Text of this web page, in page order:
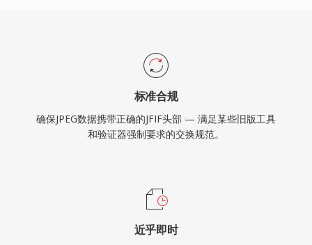
标准合规
确保JPEG数据携带正确的JFIF头部 — 满足某些旧版工具
和验证器强制要求的交换规范。
近乎即时